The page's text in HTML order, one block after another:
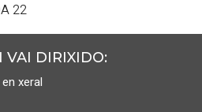
22
VAI DIRIXIDO:
xeral